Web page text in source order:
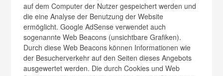
auf dem Computer der Nutzer gespeichert werden und
die eine Analyse der Benutzung der Website
ermöglicht. Google AdSense verwendet auch
sogenannte Web Beacons (unsichtbare Grafiken).
Durch diese Web Beacons können Informationen wie
der Besucherverkehr auf den Seiten dieses Angebots
ausgewertet werden. Die durch Cookies und Web